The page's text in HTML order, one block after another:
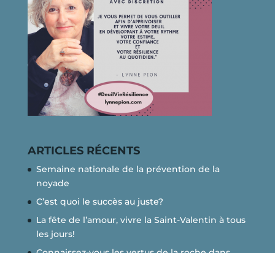
ARTICLES RÉCENTS
Semaine nationale de la prévention de la
noyade
C’est quoi le succès au juste?
La fête de l’amour, vivre la Saint-Valentin à tous
les jours!